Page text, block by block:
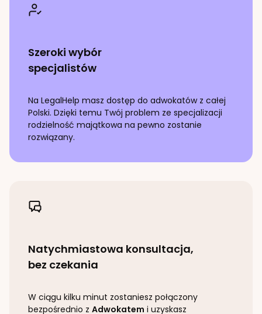
Szeroki wybór
specjalistów
Na LegalHelp masz dostęp do adwokatów z całej
Polski. Dzięki temu Twój problem ze specjalizacji
rodzielność majątkowa na pewno zostanie
rozwiązany.
Natychmiastowa konsultacja,
bez czekania
W ciągu kilku minut zostaniesz połączony
bezpośrednio z Adwokatem i uzyskasz